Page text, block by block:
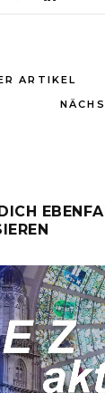
ARTIKEL